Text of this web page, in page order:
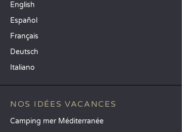
English
Español
Français
Deutsch
Italiano
NOS IDÉES VACANCES
Camping mer Méditerranée